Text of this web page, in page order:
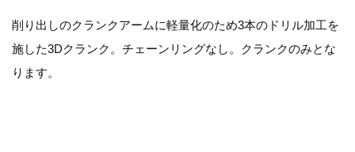
削り出しのクランクアームに軽量化のため3本のドリル加工を
施した3Dクランク。チェーンリングなし。クランクのみとな
ります。